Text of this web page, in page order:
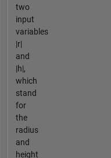
two
input
variables
|r|
and
|h|,
which
stand
for
the
radius
and
height